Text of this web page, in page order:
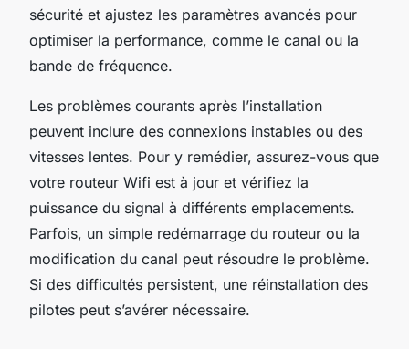
sécurité et ajustez les paramètres avancés pour
optimiser la performance, comme le canal ou la
bande de fréquence.
Les problèmes courants après l’installation
peuvent inclure des connexions instables ou des
vitesses lentes. Pour y remédier, assurez-vous que
votre routeur Wifi est à jour et vérifiez la
puissance du signal à différents emplacements.
Parfois, un simple redémarrage du routeur ou la
modification du canal peut résoudre le problème.
Si des difficultés persistent, une réinstallation des
pilotes peut s’avérer nécessaire.